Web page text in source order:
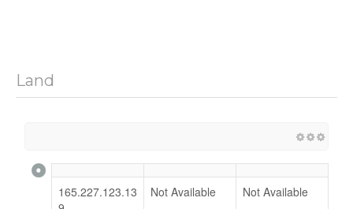
Land
165.227.123.13
Not Available Not Available